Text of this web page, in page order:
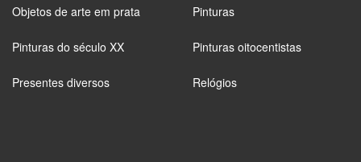
Objetos de arte em prata Pinturas
Pinturas do século XX Pinturas oitocentistas
Presentes diversos Relógios